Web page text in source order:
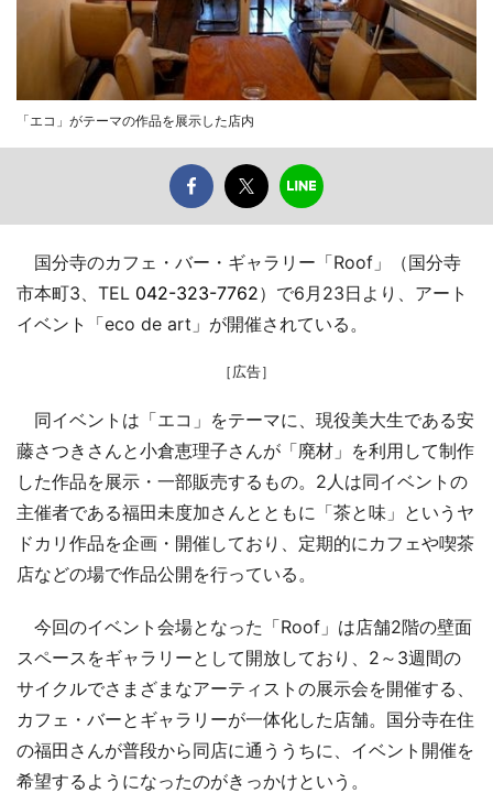
「エコ」がテーマの作品を展示した店内
国分寺のカフェ・バー・ギャラリー「Roof」（国分寺
市本町3、TEL 042-323-7762）で6月23日より、アート
イベント「eco de art」が開催されている。
［広告］
同イベントは「エコ」をテーマに、現役美大生である安
藤さつきさんと小倉恵理子さんが「廃材」を利用して制作
した作品を展示・一部販売するもの。2人は同イベントの
主催者である福田未度加さんとともに「茶と味」というヤ
ドカリ作品を企画・開催しており、定期的にカフェや喫茶
店などの場で作品公開を行っている。
今回のイベント会場となった「Roof」は店舗2階の壁面
スペースをギャラリーとして開放しており、2～3週間の
サイクルでさまざまなアーティストの展示会を開催する、
カフェ・バーとギャラリーが一体化した店舗。国分寺在住
の福田さんが普段から同店に通ううちに、イベント開催を
希望するようになったのがきっかけという。